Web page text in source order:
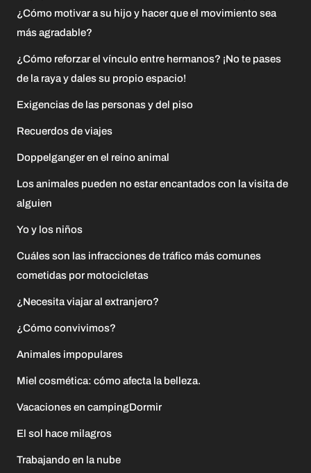
¿Cómo motivar a su hijo y hacer que el movimiento sea
más agradable?
¿Cómo reforzar el vínculo entre hermanos? ¡No te pases
de la raya y dales su propio espacio!
Exigencias de las personas y del piso
Recuerdos de viajes
Doppelganger en el reino animal
Los animales pueden no estar encantados con la visita de
alguien
Yo y los niños
Cuáles son las infracciones de tráfico más comunes
cometidas por motocicletas
¿Necesita viajar al extranjero?
¿Cómo convivimos?
Animales impopulares
Miel cosmética: cómo afecta la belleza.
Vacaciones en campingDormir
El sol hace milagros
Trabajando en la nube